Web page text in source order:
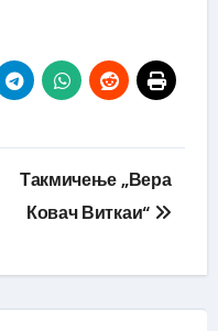
Такмичење „Вера
Ковач Виткаи“